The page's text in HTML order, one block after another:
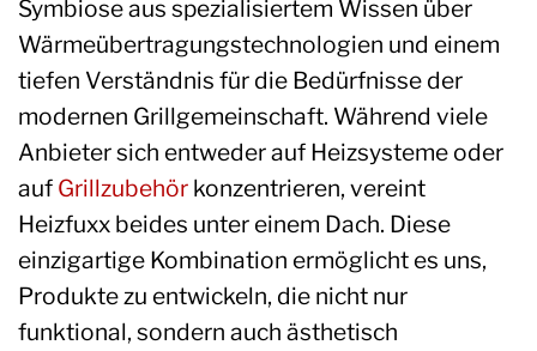
Symbiose aus spezialisiertem Wissen über
Wärmeübertragungstechnologien und einem
tiefen Verständnis für die Bedürfnisse der
modernen Grillgemeinschaft. Während viele
Anbieter sich entweder auf Heizsysteme oder
auf Grillzubehör konzentrieren, vereint
Heizfuxx beides unter einem Dach. Diese
einzigartige Kombination ermöglicht es uns,
Produkte zu entwickeln, die nicht nur
funktional, sondern auch ästhetisch